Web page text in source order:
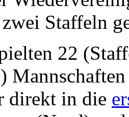
Staffeln
22
direkt in die